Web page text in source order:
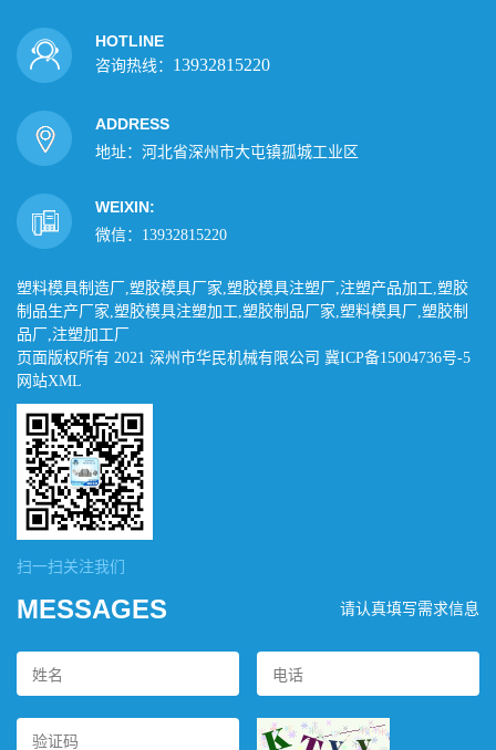
HOTLINE
咨询热线： 13932815220
ADDRESS
地址：河北省深州市大屯镇孤城工业区
WEIXIN:
微信：13932815220
塑料模具制造厂,塑胶模具厂家,塑胶模具注塑厂,注塑产品加工,塑胶
制品生产厂家,塑胶模具注塑加工,塑胶制品厂家,塑料模具厂,塑胶制
品厂,注塑加工厂
页面版权所有 2021 深州市华民机械有限公司 冀ICP备15004736号-5
网站XML
扫一扫关注我们
MESSAGES 请认真填写需求信息